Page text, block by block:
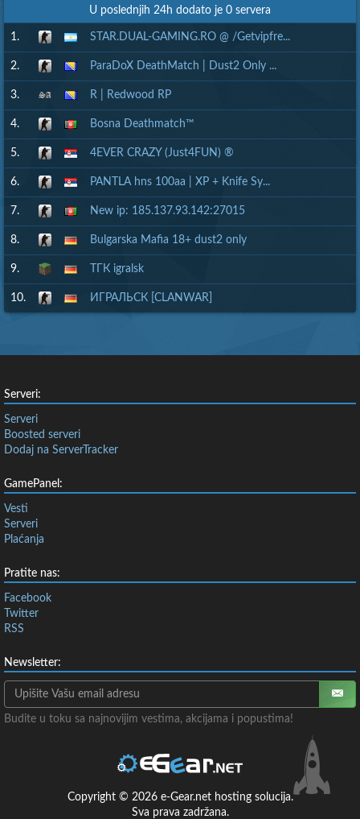
U poslednjih 24h dodato je 0 servera
1. STAR.DUAL-GAMING.RO @ /Getvipfre...
2. ParaDoX DeathMatch | Dust2 Only ...
3. R | Redwood RP
4. Bosna Deathmatch™
5. 4EVER CRAZY (Just4FUN) ®
6. PANTLA hns 100aa | XP + Knife Sy...
7. New ip: 185.137.93.142:27015
8. Bulgarska Mafia 18+ dust2 only
9. ТГК igralsk
10. ИГРАЛЬСК [CLANWAR]
Serveri:
Serveri
Boosted serveri
Dodaj na ServerTracker
GamePanel:
Vesti
Serveri
Plaćanja
Pratite nas:
Facebook
Twitter
RSS
Newsletter:
Budite u toku sa najnovijim vestima, akcijama i popustima!
Copyright © 2026 e-Gear.net hosting solucija.
Sva prava zadržana.